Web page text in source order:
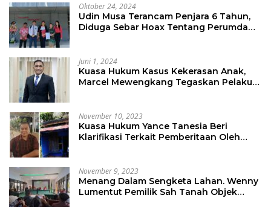
Oktober 24, 2024
Udin Musa Terancam Penjara 6 Tahun,
Diduga Sebar Hoax Tentang Perumda
Juni 1, 2024
Kuasa Hukum Kasus Kekerasan Anak,
Marcel Mewengkang Tegaskan Pelaku
November 10, 2023
Kuasa Hukum Yance Tanesia Beri
Klarifikasi Terkait Pemberitaan Oleh
November 9, 2023
Menang Dalam Sengketa Lahan. Wenny
Lumentut Pemilik Sah Tanah Objek